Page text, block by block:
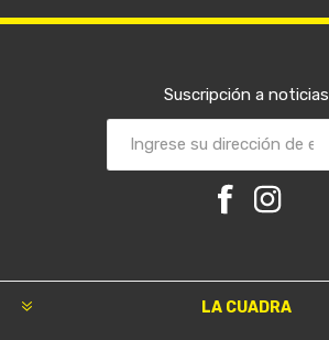
Suscripción a noticias
LA CUADRA